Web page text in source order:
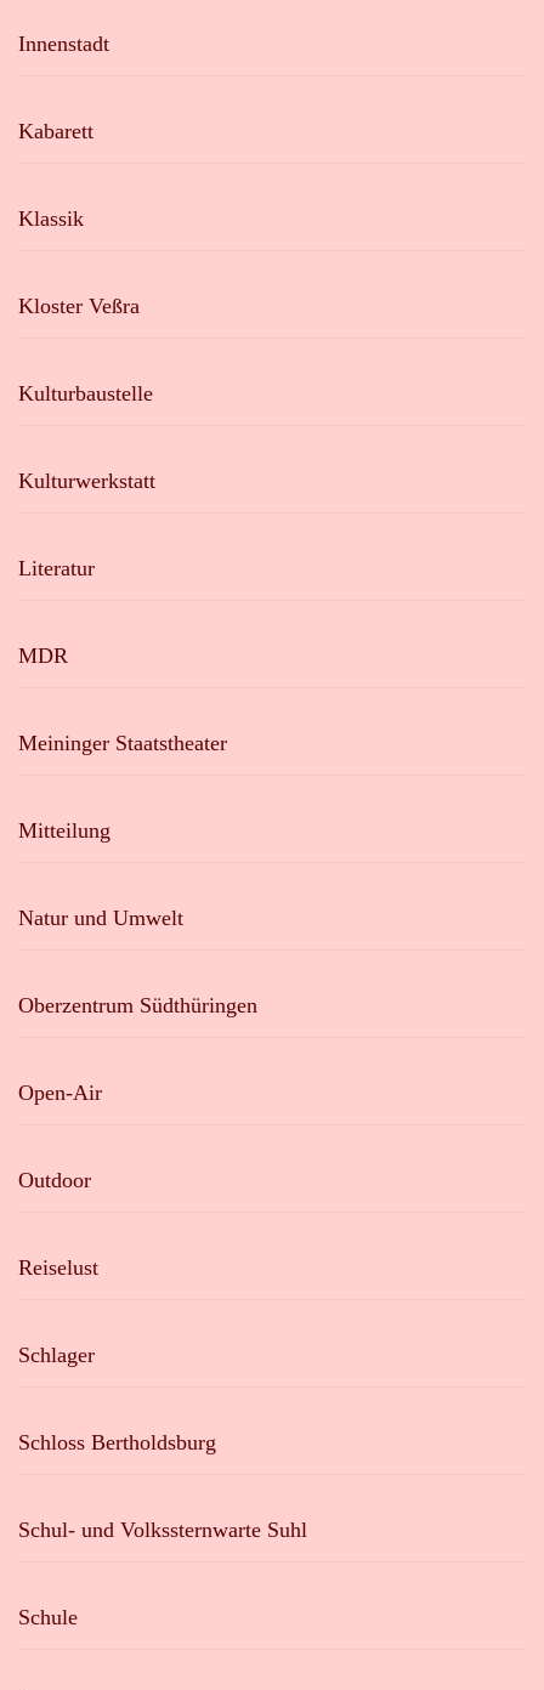
Innenstadt
Kabarett
Klassik
Kloster Veßra
Kulturbaustelle
Kulturwerkstatt
Literatur
MDR
Meininger Staatstheater
Mitteilung
Natur und Umwelt
Oberzentrum Südthüringen
Open-Air
Outdoor
Reiselust
Schlager
Schloss Bertholdsburg
Schul- und Volkssternwarte Suhl
Schule